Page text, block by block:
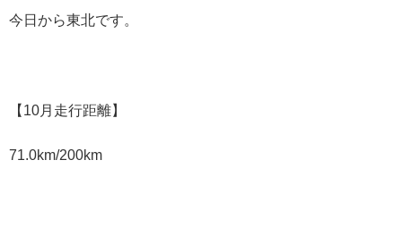
今日から東北です。
【10月走行距離】
71.0km/200km